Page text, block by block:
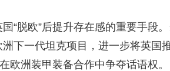
“脱欧”后提升存在感的重要手段
下一代坦克项目，进一步将英国
欧洲装甲装备合作中争夺话语权。